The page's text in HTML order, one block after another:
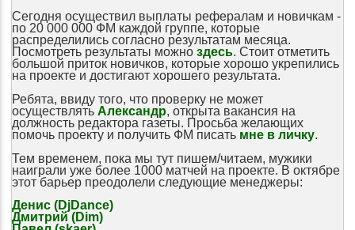
Сегодня осуществил выплаты рефералам и новичкам -
по 20 000 000 ФМ каждой группе, которые
распределились согласно результатам месяца.
Посмотреть результаты можно здесь. Стоит отметить
большой приток новичков, которые хорошо укрепились
на проекте и достигают хорошего результата.
Ребята, ввиду того, что проверку не может
осуществлять Александр, открыта вакансия на
должность редактора газеты. Просьба желающих
помочь проекту и получить ФМ писать мне в личку.
Тем временем, пока мы тут пишем/читаем, мужики
наиграли уже более 1000 матчей на проекте. В октябре
этот барьер преодолели следующие менеджеры:
Денис (DjDance)
Дмитрий (Dim)